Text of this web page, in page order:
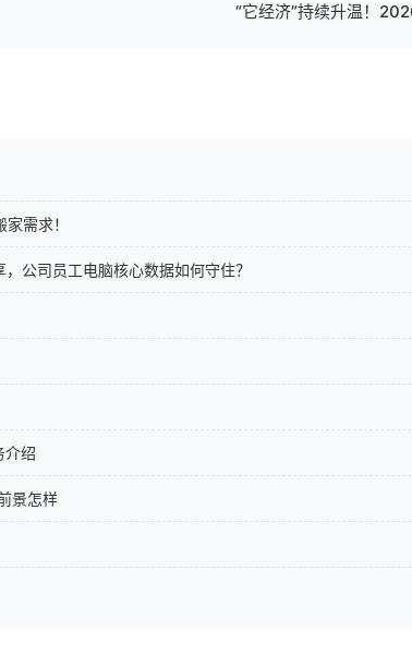
“它经济”持续升温！
需求！
公司员工电脑核心数据如何守住？
介绍
景怎样